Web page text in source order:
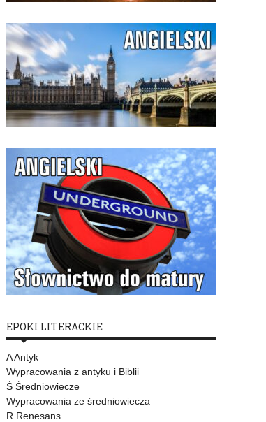
EPOKI LITERACKIE
A Antyk
Wypracowania z antyku i Biblii
Ś Średniowiecze
Wypracowania ze średniowiecza
R Renesans